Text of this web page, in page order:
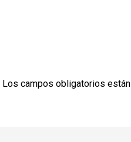
Los campos obligatorios están